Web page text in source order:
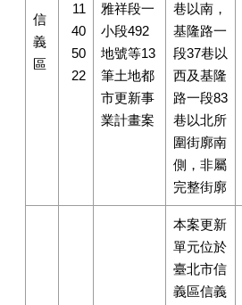
信
義
區
11
40
50
22
雅祥段一
小段492
地號等13
筆土地都
市更新事
業計畫案
巷以南，
基隆路一
段37巷以
西及基隆
路一段83
巷以北所
圍街廓南
側，非屬
完整街廓
本案更新
單元位於
臺北市信
義區信義